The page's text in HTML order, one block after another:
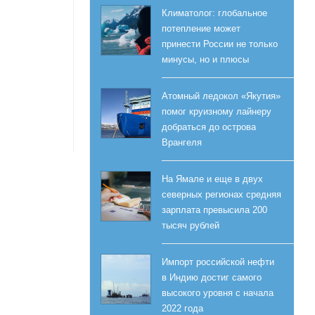
Климатолог: глобальное
потепление может
принести России не только
минусы, но и плюсы
Атомный ледокол «Якутия»
помог круизному лайнеру
добраться до острова
Врангеля
На Ямале и еще в двух
северных регионах средняя
зарплата превысила 200
тысяч рублей
Импорт российской нефти
в Индию достиг самого
высокого уровня с начала
2022 года